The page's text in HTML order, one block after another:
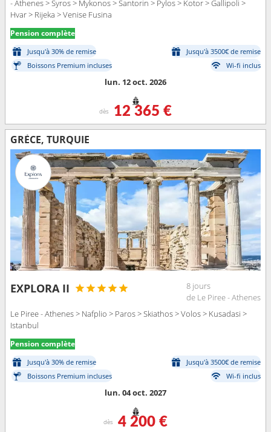
- Athenes > Syros > Mykonos > Santorin > Pylos > Kotor > Gallipoli >
Hvar > Rijeka > Venise Fusina
Pension complète
Jusqu'à 30% de remise
Jusqu'à 3500€ de remise
Boissons Premium incluses
Wi-fi inclus
lun. 12 oct. 2026
dès 12 365 €
GRÈCE, TURQUIE
EXPLORA II
8 jours
de Le Piree - Athenes
Le Piree - Athenes > Nafplio > Paros > Skiathos > Volos > Kusadasi >
Istanbul
Pension complète
Jusqu'à 30% de remise
Jusqu'à 3500€ de remise
Boissons Premium incluses
Wi-fi inclus
lun. 04 oct. 2027
dès 4 200 €